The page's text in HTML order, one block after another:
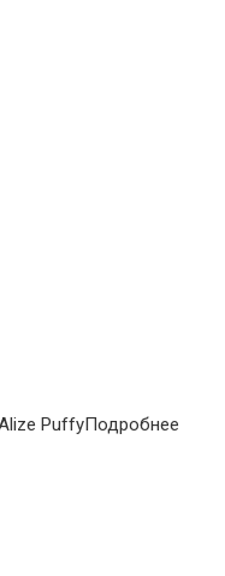
PuffyПодробнее